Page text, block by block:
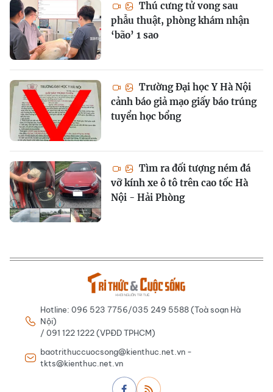
Thú cưng tử vong sau
phẫu thuật, phòng khám nhận
‘bão’ 1 sao
Trường Đại học Y Hà Nội
cảnh báo giả mạo giấy báo trúng
tuyển học bổng
Tìm ra đối tượng ném đá
vỡ kính xe ô tô trên cao tốc Hà
Nội - Hải Phòng
Hotline: 096 523 7756/035 249 5588 (Toà soạn Hà
Nội)
/ 091 122 1222 (VPĐD TPHCM)
baotrithuccuocsong@kienthuc.net.vn -
tkts@kienthuc.net.vn